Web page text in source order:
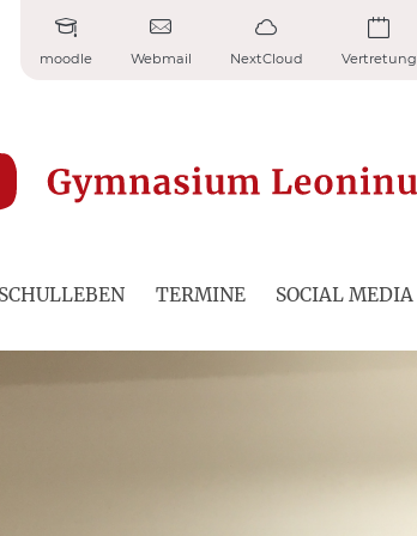
moodle Webmail NextCloud Vertretung
SCHULLEBEN TERMINE SOCIAL MEDIA